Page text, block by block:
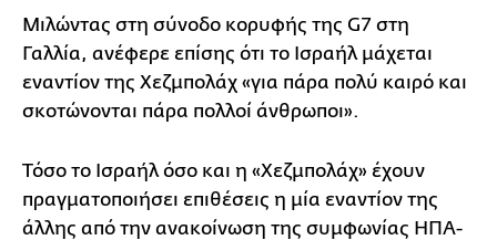
Μιλώντας στη σύνοδο κορυφής της G7 στη
Γαλλία, ανέφερε επίσης ότι το Ισραήλ μάχεται
εναντίον της Χεζμπολάχ «για πάρα πολύ καιρό και
σκοτώνονται πάρα πολλοί άνθρωποι».
Τόσο το Ισραήλ όσο και η «Χεζμπολάχ» έχουν
πραγματοποιήσει επιθέσεις η μία εναντίον της
άλλης από την ανακοίνωση της συμφωνίας ΗΠΑ-